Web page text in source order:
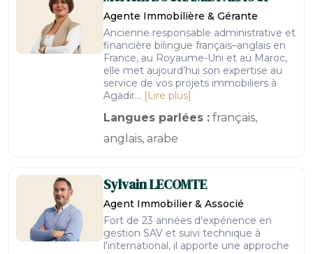
Agente Immobilière & Gérante
Ancienne responsable administrative et
financière bilingue français–anglais en
France, au Royaume-Uni et au Maroc,
elle met aujourd’hui son expertise au
service de vos projets immobiliers à
Agadir... [Lire plus]
Langues parlées : français,
anglais, arabe
SylvainLECOMTE
Agent Immobilier & Associé
Fort de 23 années d'expérience en
gestion SAV et suivi technique à
l'international, il apporte une approche